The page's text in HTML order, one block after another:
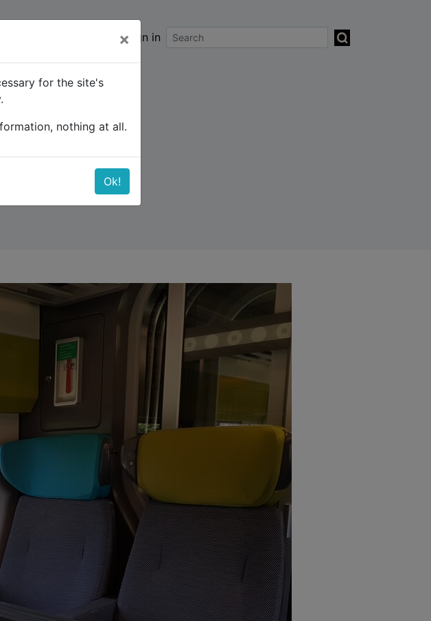
sign in
×
for the site's
nothing at all.
Ok!